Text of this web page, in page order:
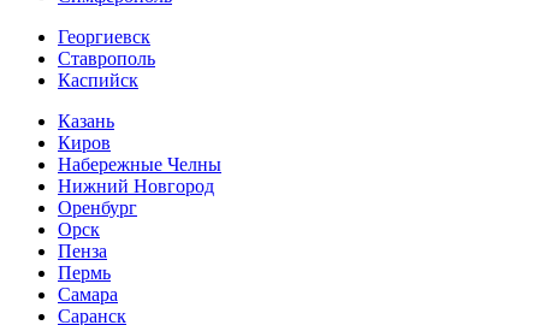
Георгиевск
Ставрополь
Каспийск
Казань
Киров
Набережные Челны
Нижний Новгород
Оренбург
Орск
Пенза
Пермь
Самара
Саранск